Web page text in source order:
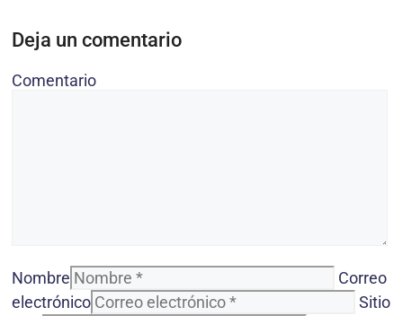
Deja un comentario
Comentario
Nombre
Correo
electrónico
Sitio